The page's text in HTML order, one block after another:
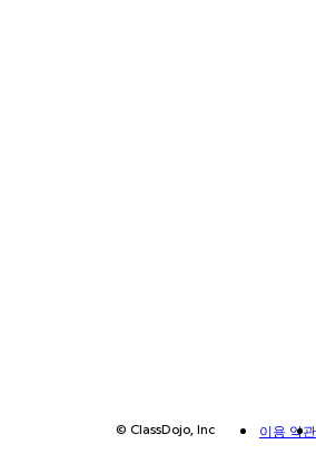
© ClassDojo, Inc 이용 약관